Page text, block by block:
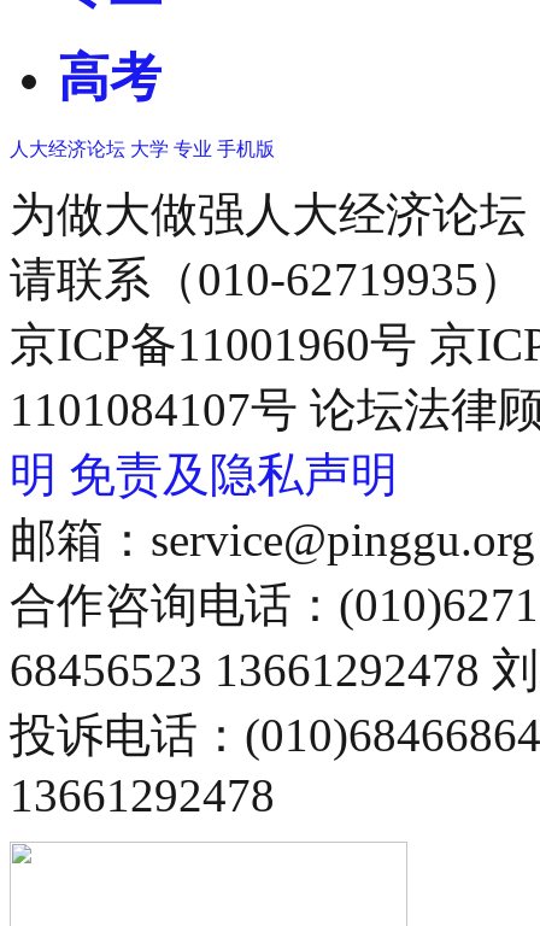
高考
人大经济论坛 大学 专业 手机版
为做大做强人大经济论
请联系（010-62719935）
京ICP备11001960号 京
1101084107号 论坛法律
明 免责及隐私声明
邮箱：service@pinggu.org
合作咨询电话：
68456523 13661292478
投诉电话：
13661292478